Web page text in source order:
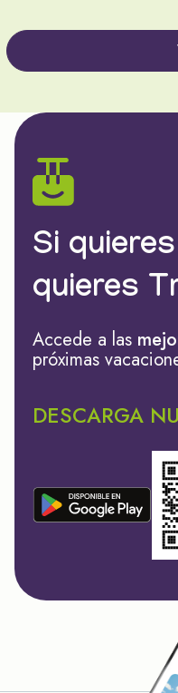
Si
quieres
Accede a las
próximas
DESCARGA